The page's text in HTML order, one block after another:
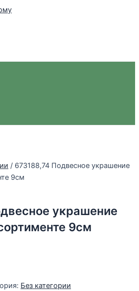
/ 673188,74 Подвесное украшение
9см
украшение
9см
Без категории